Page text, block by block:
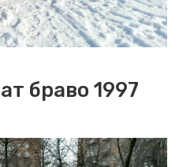
браво 1997